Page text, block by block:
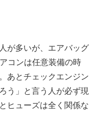
が多いが、エアバッグ
コンは任意装備の時
あとチェックエンジン
う」と言う人が必ず現
ヒューズは全く関係な